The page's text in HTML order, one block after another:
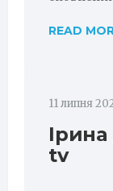
READ
11 липня
tv